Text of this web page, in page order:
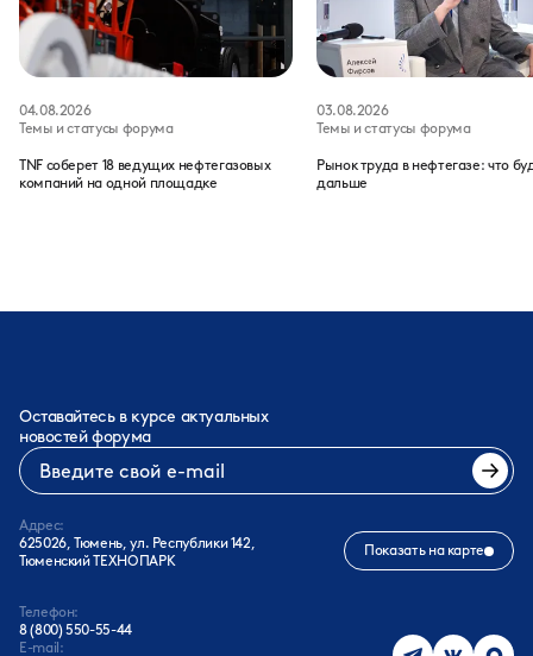
04.08.2026
Темы и статусы форума
TNF соберет 18 ведущих нефтегазовых
компаний на одной площадке
03.08.2026
Темы и статусы форума
Рынок труда в нефтегазе: что
дальше
Оставайтесь в курсе актуальных
новостей форума
Адрес:
625026, Тюмень, ул. Республики 142,
Тюменский ТЕХНОПАРК
Показать на карте
Телефон:
8 (800) 550-55-44
E-mail: